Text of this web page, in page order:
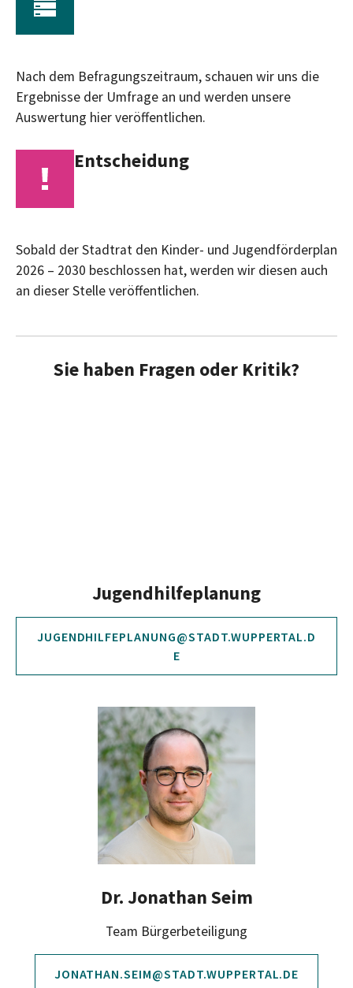
Nach dem Befragungszeitraum, schauen wir uns die
Ergebnisse der Umfrage an und werden unsere
Auswertung hier veröffentlichen.
Entscheidung
Sobald der Stadtrat den Kinder- und Jugendförderplan
2026 – 2030 beschlossen hat, werden wir diesen auch
an dieser Stelle veröffentlichen.
Sie haben Fragen oder Kritik?
Jugendhilfeplanung
JUGENDHILFEPLANUNG@STADT.WUPPERTAL.D
E
Dr. Jonathan Seim
Team Bürgerbeteiligung
JONATHAN.SEIM@STADT.WUPPERTAL.DE